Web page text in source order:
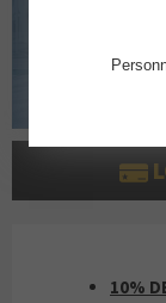
10% DE
10%